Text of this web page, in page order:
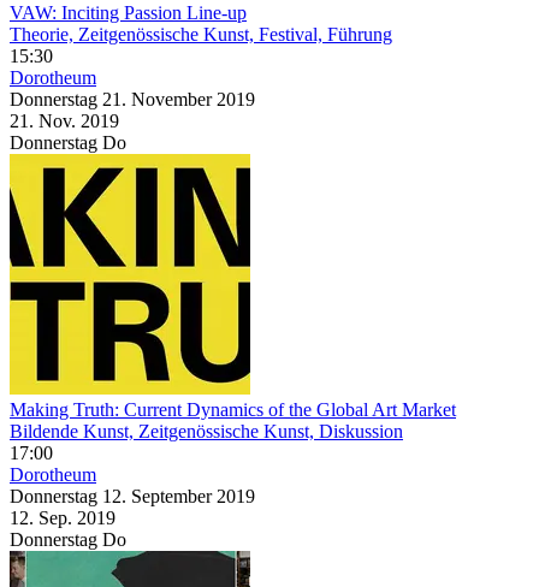
VAW: Inciting Passion Line-up
Theorie, Zeitgenössische Kunst, Festival, Führung
15:30
Dorotheum
Donnerstag 21. November 2019
21. Nov. 2019
Donnerstag Do
Making Truth: Current Dynamics of the Global Art Market
Bildende Kunst, Zeitgenössische Kunst, Diskussion
17:00
Dorotheum
Donnerstag 12. September 2019
12. Sep. 2019
Donnerstag Do